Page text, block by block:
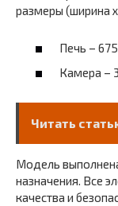
размеры (ширина
Печь –
Камера –
Читать
Модель
назначения. Все
качества и